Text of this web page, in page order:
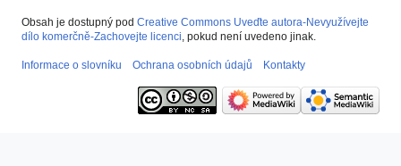
Obsah je dostupný pod Creative Commons Uveďte autora-Nevyužívejte
dílo komerčně-Zachovejte licenci, pokud není uvedeno jinak.
Informace o slovníku Ochrana osobních údajů Kontakty